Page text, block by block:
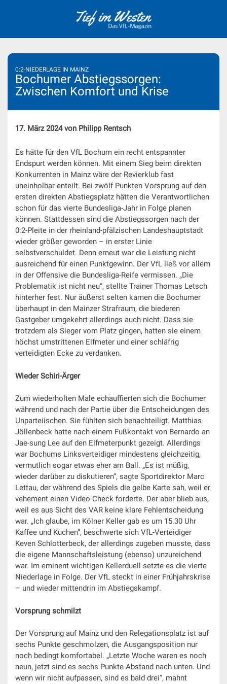
0:2-NIEDERLAGE IN MAINZ
Bochumer Abstiegssorgen:
Zwischen Komfort und Krise
17. März 2024 von Philipp Rentsch
Es hätte für den VfL Bochum ein recht entspannter
Endspurt werden können. Mit einem Sieg beim direkten
Konkurrenten in Mainz wäre der Revierklub fast
uneinholbar enteilt. Bei zwölf Punkten Vorsprung auf den
ersten direkten Abstiegsplatz hätten die Verantwortlichen
schon für das vierte Bundesliga-Jahr in Folge planen
können. Stattdessen sind die Abstiegssorgen nach der
0:2-Pleite in der rheinland-pfälzischen Landeshauptstadt
wieder größer geworden – in erster Linie
selbstverschuldet. Denn erneut war die Leistung nicht
ausreichend für einen Punktgewinn. Der VfL ließ vor allem
in der Offensive die Bundesliga-Reife vermissen. „Die
Problematik ist nicht neu“, stellte Trainer Thomas Letsch
hinterher fest. Nur äußerst selten kamen die Bochumer
überhaupt in den Mainzer Strafraum, die biederen
Gastgeber umgekehrt allerdings auch nicht. Dass sie
trotzdem als Sieger vom Platz gingen, hatten sie einem
höchst umstrittenen Elfmeter und einer schläfrig
verteidigten Ecke zu verdanken.
Wieder Schiri-Ärger
Zum wiederholten Male echauffierten sich die Bochumer
während und nach der Partie über die Entscheidungen des
Unparteiischen. Sie fühlten sich benachteiligt. Matthias
Jöllenbeck hatte nach einem Fußkontakt von Bernardo an
Jae-sung Lee auf den Elfmeterpunkt gezeigt. Allerdings
war Bochums Linksverteidiger mindestens gleichzeitig,
vermutlich sogar etwas eher am Ball. „Es ist müßig,
wieder darüber zu diskutieren“, sagte Sportdirektor Marc
Lettau, der während des Spiels die gelbe Karte sah, weil er
vehement einen Video-Check forderte. Der aber blieb aus,
weil es aus Sicht des VAR keine klare Fehlentscheidung
war. „Ich glaube, im Kölner Keller gab es um 15.30 Uhr
Kaffee und Kuchen“, beschwerte sich VfL-Verteidiger
Keven Schlotterbeck, der allerdings zugeben musste, dass
die eigene Mannschaftsleistung (ebenso) unzureichend
war. Im eminent wichtigen Kellerduell setzte es die vierte
Niederlage in Folge. Der VfL steckt in einer Frühjahrskrise
– und wieder mittendrin im Abstiegskampf.
Vorsprung schmilzt
Der Vorsprung auf Mainz und den Relegationsplatz ist auf
sechs Punkte geschmolzen, die Ausgangsposition nur
noch bedingt komfortabel. „Letzte Woche waren es noch
neun, jetzt sind es sechs Punkte Abstand nach unten. Und
wenn wir nicht aufpassen, sind es bald drei“, mahnt